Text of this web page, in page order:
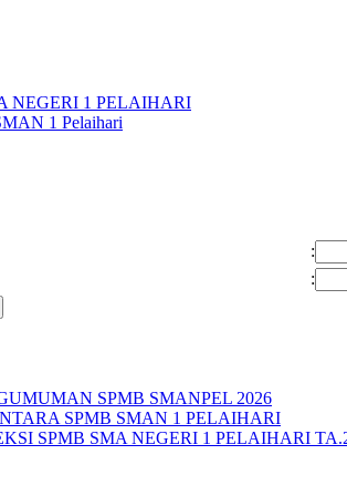
NEGERI 1 PELAIHARI
1 Pelaihari
:
:
SPMB SMANPEL 2026
SPMB SMAN 1 PELAIHARI
SPMB SMA NEGERI 1 PELAIHARI